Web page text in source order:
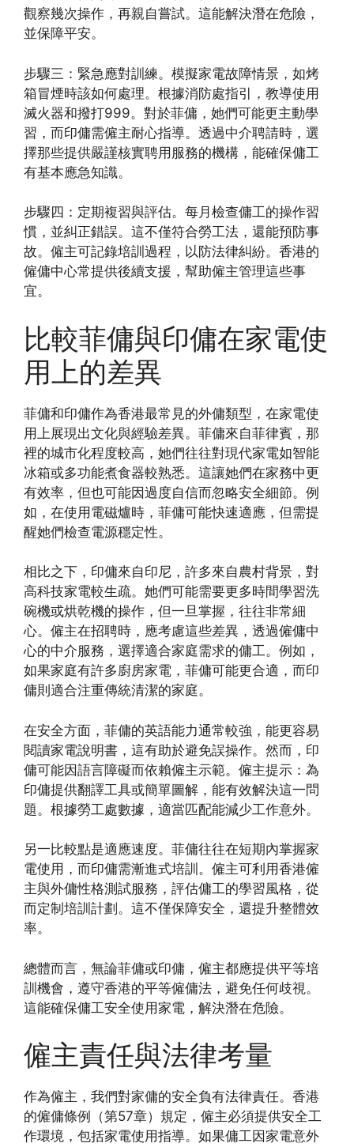
觀察幾次操作，再親自嘗試。這能解決潛在危險，
並保障平安。
步驟三：緊急應對訓練。模擬家電故障情景，如烤
箱冒煙時該如何處理。根據消防處指引，教導使用
滅火器和撥打999。對於菲傭，她們可能更主動學
習，而印傭需僱主耐心指導。透過中介聘請時，選
擇那些提供嚴謹核實聘用服務的機構，能確保傭工
有基本應急知識。
步驟四：定期複習與評估。每月檢查傭工的操作習
慣，並糾正錯誤。這不僅符合勞工法，還能預防事
故。僱主可記錄培訓過程，以防法律糾紛。香港的
僱傭中心常提供後續支援，幫助僱主管理這些事
宜。
比較菲傭與印傭在家電使
用上的差異
菲傭和印傭作為香港最常見的外傭類型，在家電使
用上展現出文化與經驗差異。菲傭來自菲律賓，那
裡的城市化程度較高，她們往往對現代家電如智能
冰箱或多功能煮食器較熟悉。這讓她們在家務中更
有效率，但也可能因過度自信而忽略安全細節。例
如，在使用電磁爐時，菲傭可能快速適應，但需提
醒她們檢查電源穩定性。
相比之下，印傭來自印尼，許多來自農村背景，對
高科技家電較生疏。她們可能需要更多時間學習洗
碗機或烘乾機的操作，但一旦掌握，往往非常細
心。僱主在招聘時，應考慮這些差異，透過僱傭中
心的中介服務，選擇適合家庭需求的傭工。例如，
如果家庭有許多廚房家電，菲傭可能更合適，而印
傭則適合注重傳統清潔的家庭。
在安全方面，菲傭的英語能力通常較強，能更容易
閱讀家電說明書，這有助於避免誤操作。然而，印
傭可能因語言障礙而依賴僱主示範。僱主提示：為
印傭提供翻譯工具或簡單圖解，能有效解決這一問
題。根據勞工處數據，適當匹配能減少工作意外。
另一比較點是適應速度。菲傭往往在短期內掌握家
電使用，而印傭需漸進式培訓。僱主可利用香港僱
主與外傭性格測試服務，評估傭工的學習風格，從
而定制培訓計劃。這不僅保障安全，還提升整體效
率。
總體而言，無論菲傭或印傭，僱主都應提供平等培
訓機會，遵守香港的平等僱傭法，避免任何歧視。
這能確保傭工安全使用家電，解決潛在危險。
僱主責任與法律考量
作為僱主，我們對家傭的安全負有法律責任。香港
的僱傭條例（第57章）規定，僱主必須提供安全工
作環境，包括家電使用指導。如果傭工因家電意外